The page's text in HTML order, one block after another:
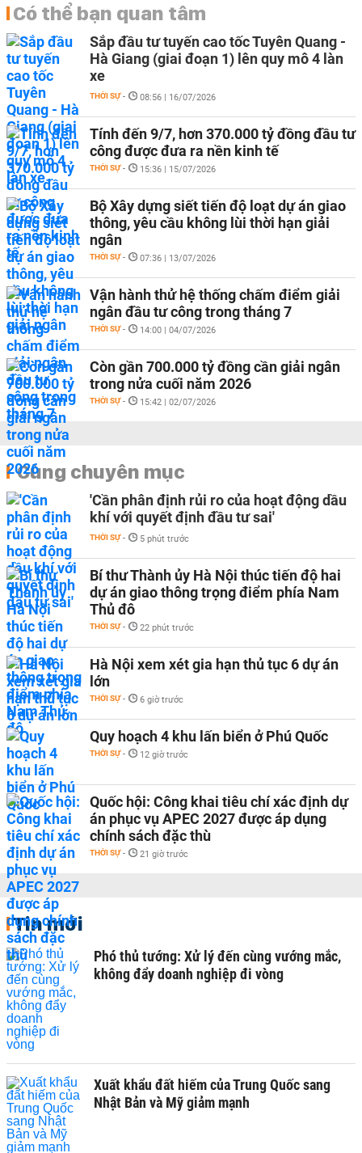
Có thể bạn quan tâm
Sắp đầu tư tuyến cao tốc Tuyên Quang -
Hà Giang (giai đoạn 1) lên quy mô 4 làn
xe
THỜI SỰ - 08:56 | 16/07/2026
Tính đến 9/7, hơn 370.000 tỷ đồng đầu tư
công được đưa ra nền kinh tế
THỜI SỰ - 15:36 | 15/07/2026
Bộ Xây dựng siết tiến độ loạt dự án giao
thông, yêu cầu không lùi thời hạn giải
ngân
THỜI SỰ - 07:36 | 13/07/2026
Vận hành thử hệ thống chấm điểm giải
ngân đầu tư công trong tháng 7
THỜI SỰ - 14:00 | 04/07/2026
Còn gần 700.000 tỷ đồng cần giải ngân
trong nửa cuối năm 2026
THỜI SỰ - 15:42 | 02/07/2026
Cùng chuyên mục
'Cần phân định rủi ro của hoạt động dầu
khí với quyết định đầu tư sai'
THỜI SỰ - 5 phút trước
Bí thư Thành ủy Hà Nội thúc tiến độ hai
dự án giao thông trọng điểm phía Nam
Thủ đô
THỜI SỰ - 22 phút trước
Hà Nội xem xét gia hạn thủ tục 6 dự án
lớn
THỜI SỰ - 6 giờ trước
Quy hoạch 4 khu lấn biển ở Phú Quốc
THỜI SỰ - 12 giờ trước
Quốc hội: Công khai tiêu chí xác định dự
án phục vụ APEC 2027 được áp dụng
chính sách đặc thù
THỜI SỰ - 21 giờ trước
Tin mới
Phó thủ tướng: Xử lý đến cùng vướng mắc,
không đẩy doanh nghiệp đi vòng
Xuất khẩu đất hiếm của Trung Quốc sang
Nhật Bản và Mỹ giảm mạnh